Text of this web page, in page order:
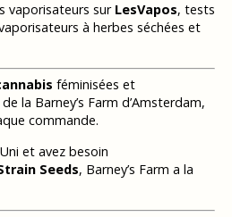
vaporisateurs sur LesVapos, tests
à herbes séchées et
féminisées et
la Barney’s Farm d’Amsterdam,
commande.
et avez besoin
Seeds, Barney’s Farm a la